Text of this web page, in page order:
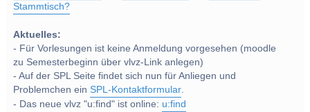
Stammtisch?
Aktuelles:
- Für Vorlesungen ist keine Anmeldung vorgesehen (moodle
zu Semesterbeginn über vlvz-Link anlegen)
- Auf der SPL Seite findet sich nun für Anliegen und
Problemchen einSPL-Kontaktformular.
- Das neue vlvz "u:find" ist online: u:find